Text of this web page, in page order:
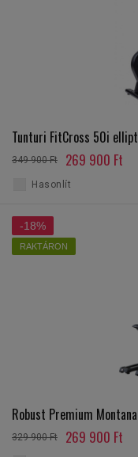
Tunturi FitCross 50i
349 900 Ft 269 900 Ft
Hasonlít
-18%
RAKTÁRON
Robust Premium
329 900 Ft 269 900 Ft